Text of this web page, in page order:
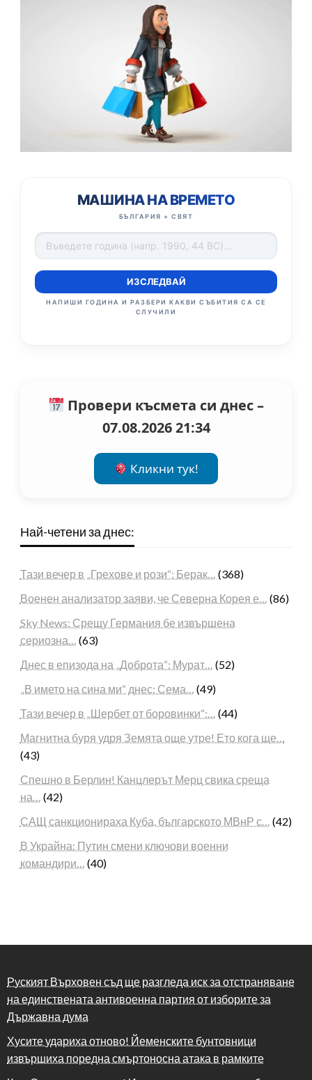
МАШИНА НА ВРЕМЕТО
БЪЛГАРИЯ + СВЯТ
ИЗСЛЕДВАЙ
НАПИШИ ГОДИНА И РАЗБЕРИ КАКВИ СЪБИТИЯ СА СЕ
СЛУЧИЛИ
Провери късмета си днес –
07.08.2026 21:34
Кликни тук!
Най-четени за днес:
Тази вечер в „Грехове и рози“: Берак… (368)
Военен анализатор заяви, че Северна Корея е… (86)
Sky News: Срещу Германия бе извършена
сериозна… (63)
Днес в епизода на „Доброта“: Мурат… (52)
„В името на сина ми“ днес: Сема… (49)
Тази вечер в „Шербет от боровинки“:… (44)
Магнитна буря удря Земята още утре! Ето кога ще…
(43)
Спешно в Берлин! Канцлерът Мерц свика среща
на… (42)
САЩ санкционираха Куба, българското МВнР с… (42)
В Украйна: Путин смени ключови военни
командири… (40)
Руският Върховен съд ще разгледа иск за отстраняване
на единствената антивоенна партия от изборите за
Държавна дума
Хусите удариха отново! Йеменските бунтовници
извършиха поредна смъртоносна атака в рамките